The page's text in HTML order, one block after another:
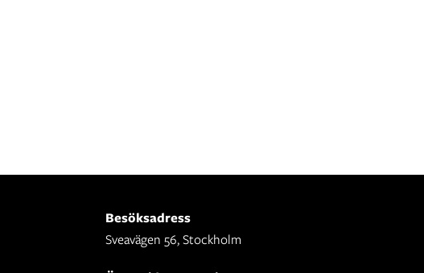
Besöksadress
Sveavägen 56, Stockholm